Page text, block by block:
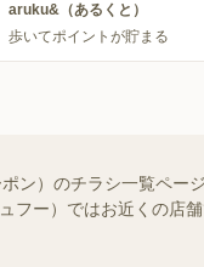
aruku&（あるくと）
歩いてポイントが貯まる
ン）のチラシ一覧ペー
フー）ではお近くの店